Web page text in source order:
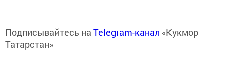
Подписывайтесь на Telegram-канал «Кукмор
Татарстан»